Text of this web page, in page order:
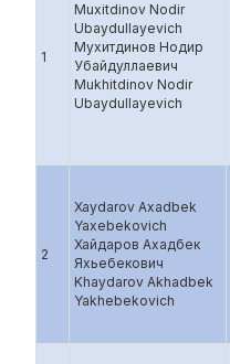
1
Muxitdinov Nodir
Ubaydullayevich
Мухитдинов Нодир
Убайдуллаевич
Mukhitdinov Nodir
Ubaydullayevich
2
Xaydarov Axadbek
Yaxebekovich
Хайдаров Ахадбек
Яхьебекович
Khaydarov Akhadbek
Yakhebekovich